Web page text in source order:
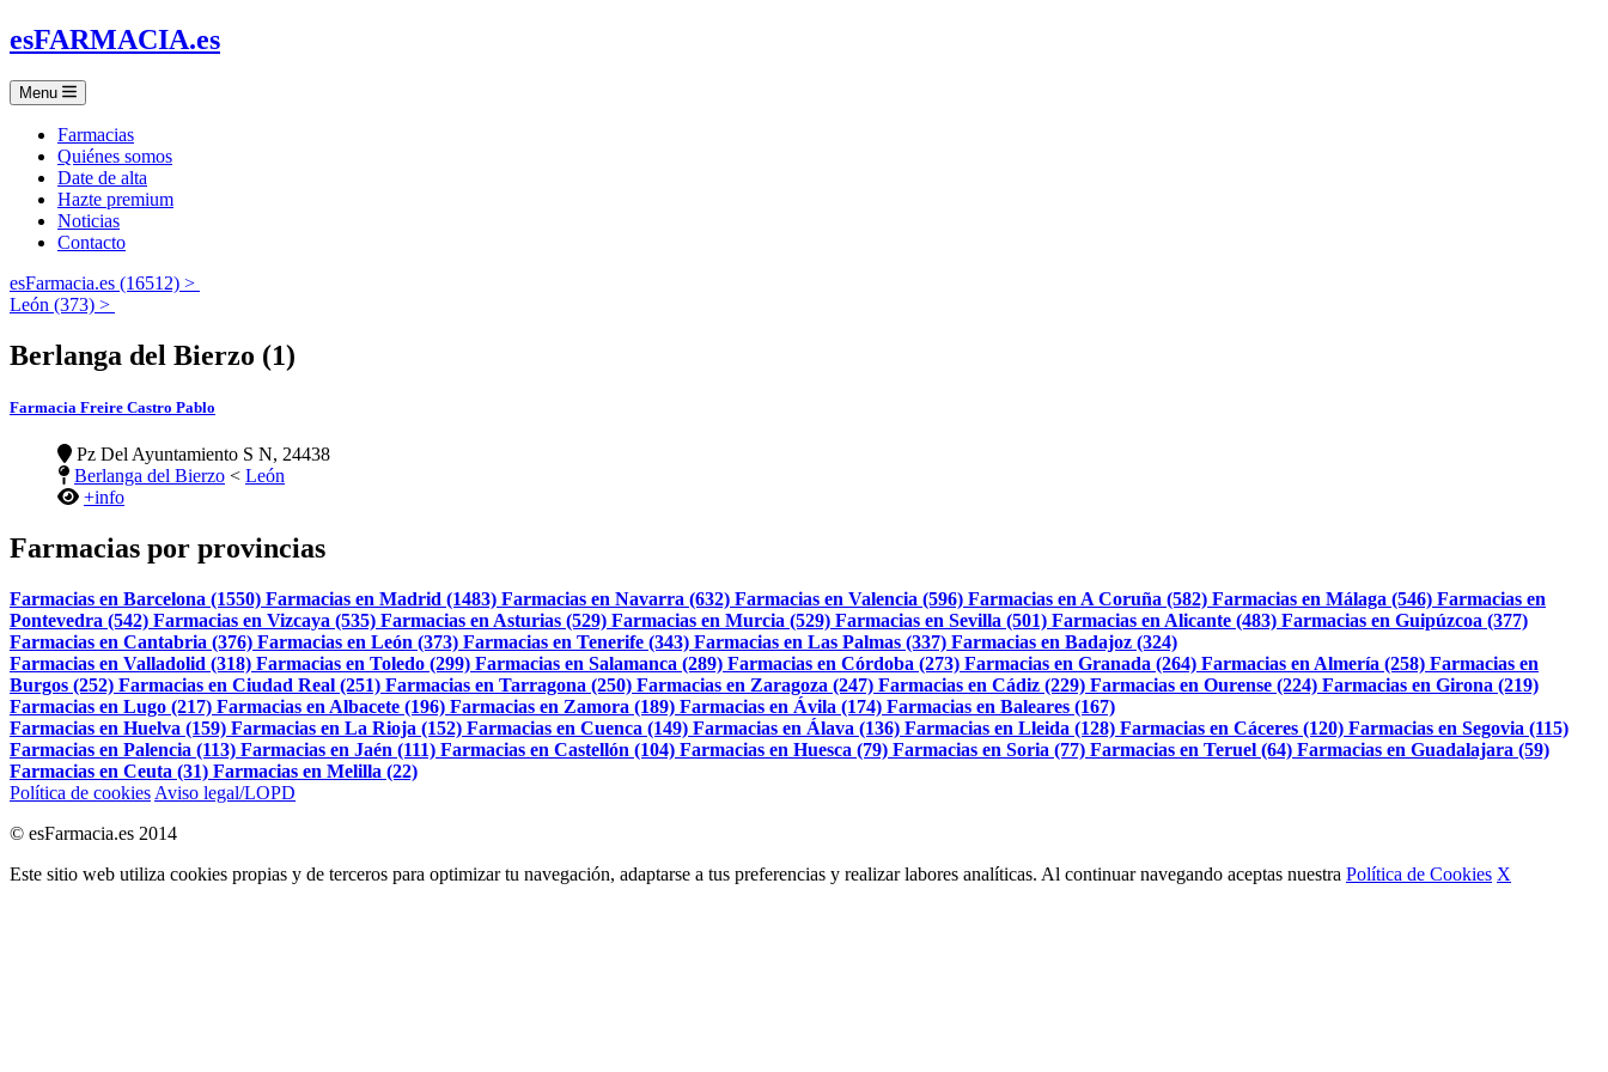
esFARMACIA.es
Menu
Farmacias
Quiénes somos
Date de alta
Hazte premium
Noticias
Contacto
esFarmacia.es (16512) >
León (373) >
Berlanga del Bierzo (1)
Farmacia Freire Castro Pablo
Pz Del Ayuntamiento S N, 24438
Berlanga del Bierzo < León
+info
Farmacias por provincias
Farmacias en Barcelona (1550) Farmacias en Madrid (1483) Farmacias en Navarra (632) Farmacias en Valencia (596) Farmacias en A Coruña (582) Farmacias en Málaga (546) Farmacias en
Pontevedra (542) Farmacias en Vizcaya (535) Farmacias en Asturias (529) Farmacias en Murcia (529) Farmacias en Sevilla (501) Farmacias en Alicante (483) Farmacias en Guipúzcoa (377)
Farmacias en Cantabria (376) Farmacias en León (373) Farmacias en Tenerife (343) Farmacias en Las Palmas (337) Farmacias en Badajoz (324)
Farmacias en Valladolid (318) Farmacias en Toledo (299) Farmacias en Salamanca (289) Farmacias en Córdoba (273) Farmacias en Granada (264) Farmacias en Almería (258) Farmacias en
Burgos (252) Farmacias en Ciudad Real (251) Farmacias en Tarragona (250) Farmacias en Zaragoza (247) Farmacias en Cádiz (229) Farmacias en Ourense (224) Farmacias en Girona (219)
Farmacias en Lugo (217) Farmacias en Albacete (196) Farmacias en Zamora (189) Farmacias en Ávila (174) Farmacias en Baleares (167)
Farmacias en Huelva (159) Farmacias en La Rioja (152) Farmacias en Cuenca (149) Farmacias en Álava (136) Farmacias en Lleida (128) Farmacias en Cáceres (120) Farmacias en Segovia (115)
Farmacias en Palencia (113) Farmacias en Jaén (111) Farmacias en Castellón (104) Farmacias en Huesca (79) Farmacias en Soria (77) Farmacias en Teruel (64) Farmacias en Guadalajara (59)
Farmacias en Ceuta (31) Farmacias en Melilla (22)
Política de cookies Aviso legal/LOPD
© esFarmacia.es 2014
Este sitio web utiliza cookies propias y de terceros para optimizar tu navegación, adaptarse a tus preferencias y realizar labores analíticas. Al continuar navegando aceptas nuestra Política de Cookies X